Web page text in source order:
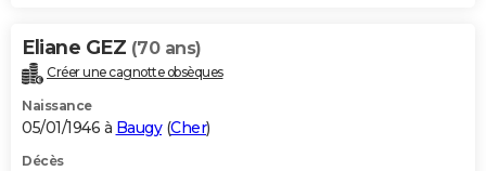
Eliane GEZ (70 ans)
Créer une cagnotte obsèques
Naissance
05/01/1946 à Baugy(Cher)
Décès